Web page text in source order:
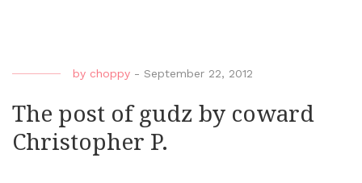
by choppy - September 22, 2012
The post of gudz by coward
Christopher P.